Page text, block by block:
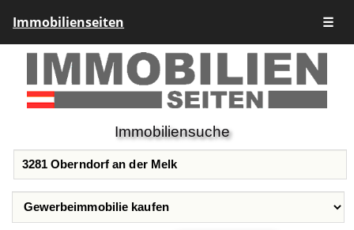
Immobilienseiten ☰
Immobiliensuche